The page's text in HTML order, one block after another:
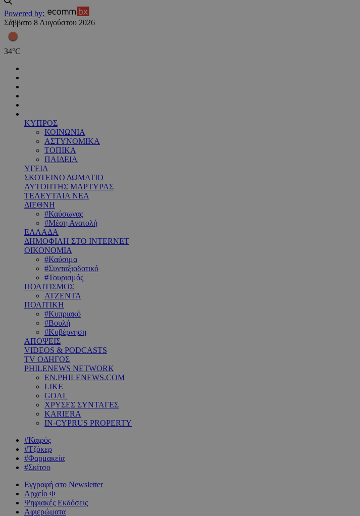
Powered by:
Σάββατο 8 Αυγούστου 2026
34°C
ΚΥΠΡΟΣ
ΚΟΙΝΩΝΙΑ
ΑΣΤΥΝΟΜΙΚΑ
ΤΟΠΙΚΑ
ΠΑΙΔΕΙΑ
ΥΓΕΙΑ
ΣΚΟΤΕΙΝΟ ΔΩΜΑΤΙΟ
ΑΥΤΟΠΤΗΣ ΜΑΡΤΥΡΑΣ
ΤΕΛΕΥΤΑΙΑ ΝΕΑ
ΔΙΕΘΝΗ
#Καύσωνας
#Μέση Ανατολή
ΕΛΛΑΔΑ
ΔΗΜΟΦΙΛΗ ΣΤΟ INTERNET
ΟΙΚΟΝΟΜΙΑ
#Καύσιμα
#Συνταξιοδοτικό
#Τουρισμός
ΠΟΛΙΤΙΣΜΟΣ
ΑΤΖΕΝΤΑ
ΠΟΛΙΤΙΚΗ
#Κυπριακό
#Βουλή
#Κυβέρνηση
ΑΠΟΨΕΙΣ
VIDEOS & PODCASTS
TV ΟΔΗΓΟΣ
PHILENEWS NETWORK
EN.PHILENEWS.COM
LIKE
GOAL
ΧΡΥΣΕΣ ΣΥΝΤΑΓΕΣ
KARIERA
IN-CYPRUS PROPERTY
#Καιρός
#Τζόκερ
#Φαρμακεία
#Σκίτσο
Εγγραφή στο Newsletter
Αρχείο Φ
Ψηφιακές Εκδόσεις
Αφιερώματα